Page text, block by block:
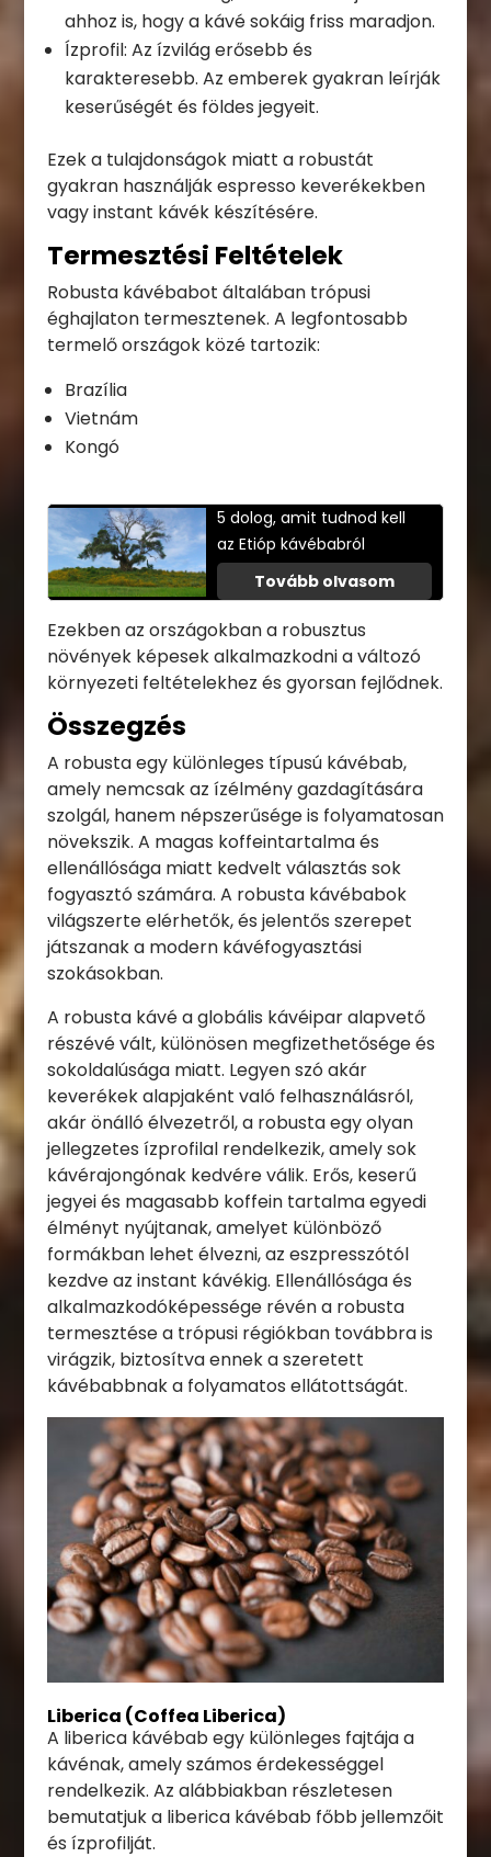
ahhoz is, hogy a kávé sokáig friss maradjon.
Ízprofil: Az ízvilág erősebb és
karakteresebb. Az emberek gyakran leírják
keserűségét és földes jegyeit.
Ezek a tulajdonságok miatt a robustát
gyakran használják espresso keverékekben
vagy instant kávék készítésére.
Termesztési Feltételek
Robusta kávébabot általában trópusi
éghajlaton termesztenek. A legfontosabb
termelő országok közé tartozik:
Brazília
Vietnám
Kongó
5 dolog, amit tudnod kell
az Etióp kávébabról
Tovább olvasom
Ezekben az országokban a robusztus
növények képesek alkalmazkodni a változó
környezeti feltételekhez és gyorsan fejlődnek.
Összegzés
A robusta egy különleges típusú kávébab,
amely nemcsak az ízélmény gazdagítására
szolgál, hanem népszerűsége is folyamatosan
növekszik. A magas koffeintartalma és
ellenállósága miatt kedvelt választás sok
fogyasztó számára. A robusta kávébabok
világszerte elérhetők, és jelentős szerepet
játszanak a modern kávéfogyasztási
szokásokban.
A robusta kávé a globális kávéipar alapvető
részévé vált, különösen megfizethetősége és
sokoldalúsága miatt. Legyen szó akár
keverékek alapjaként való felhasználásról,
akár önálló élvezetről, a robusta egy olyan
jellegzetes ízprofilal rendelkezik, amely sok
kávérajongónak kedvére válik. Erős, keserű
jegyei és magasabb koffein tartalma egyedi
élményt nyújtanak, amelyet különböző
formákban lehet élvezni, az eszpresszótól
kezdve az instant kávékig. Ellenállósága és
alkalmazkodóképessége révén a robusta
termesztése a trópusi régiókban továbbra is
virágzik, biztosítva ennek a szeretett
kávébabbnak a folyamatos ellátottságát.
Liberica (Coffea Liberica)
A liberica kávébab egy különleges fajtája a
kávénak, amely számos érdekességgel
rendelkezik. Az alábbiakban részletesen
bemutatjuk a liberica kávébab főbb jellemzőit
és ízprofilját.